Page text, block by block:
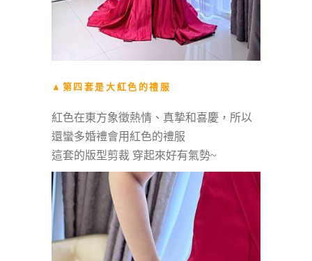
▲第四套是大紅色的禮服
紅色在東方象徵熱情、真摯和喜慶，所以
還蠻多婚禮會用紅色的禮服
這套的版型剪裁 穿起來好有氣勢~